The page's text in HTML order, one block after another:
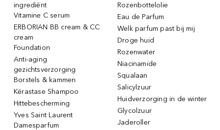
ingrediënt
Vitamine C serum
ERBORIAN BB cream & CC
cream
Foundation
Anti-aging
gezichtsverzorging
Borstels & kammen
Kérastase Shampoo
Hittebescherming
Yves Saint Laurent
Damesparfum
Rozenbottelolie
Eau de Parfum
Welk parfum past bij mij
Droge huid
Rozenwater
Niacinamide
Squalaan
Salicylzuur
Huidverzorging in de winter
Glycolzuur
Jaderoller